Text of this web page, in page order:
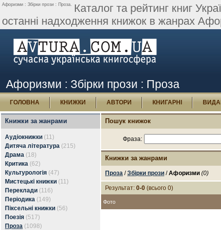
Афоризми : Збірки прози : Проза. Каталог та рейтинг книг
останні надходження книжок в жанрах
Афоризми : Збірки прози : Проза
ГОЛОВНА КНИЖКИ АВТОРИ КНИГАРНІ
Книжки за жанрами
Аудіокнижки (11)
Дитяча література (215)
Драма (18)
Критика (62)
Культурологія (47)
Мистецькі книжки (11)
Переклади (116)
Періодика (149)
Піксельні книжки (56)
Поезія (517)
Проза (1098)
Пошук книжок
Фраза:
Книжки за жанрами
Проза /Збірки прози /Афоризми (0)
Результат: 0-0 (всього 0)
Фото